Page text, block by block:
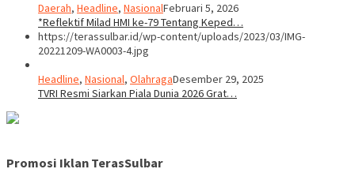
Daerah, Headline, NasionalFebruari 5, 2026
*Reflektif Milad HMI ke-79 Tentang Keped…
https://terassulbar.id/wp-content/uploads/2023/03/IMG-
20221209-WA0003-4.jpg
Headline, Nasional, OlahragaDesember 29, 2025
TVRI Resmi Siarkan Piala Dunia 2026 Grat…
Promosi Iklan TerasSulbar